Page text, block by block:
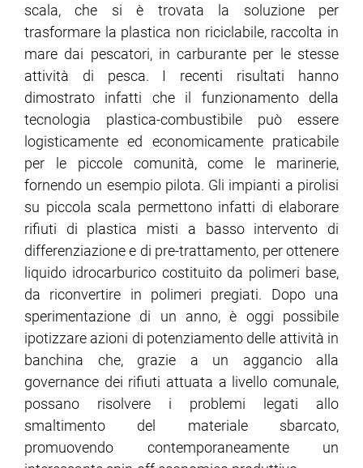
scala, che si è trovata la soluzione per
trasformare la plastica non riciclabile, raccolta in
mare dai pescatori, in carburante per le stesse
attività di pesca. I recenti risultati hanno
dimostrato infatti che il funzionamento della
tecnologia plastica-combustibile può essere
logisticamente ed economicamente praticabile
per le piccole comunità, come le marinerie,
fornendo un esempio pilota. Gli impianti a pirolisi
su piccola scala permettono infatti di elaborare
rifiuti di plastica misti a basso intervento di
differenziazione e di pre-trattamento, per ottenere
liquido idrocarburico costituito da polimeri base,
da riconvertire in polimeri pregiati. Dopo una
sperimentazione di un anno, è oggi possibile
ipotizzare azioni di potenziamento delle attività in
banchina che, grazie a un aggancio alla
governance dei rifiuti attuata a livello comunale,
possano risolvere i problemi legati allo
smaltimento del materiale sbarcato,
promuovendo contemporaneamente un